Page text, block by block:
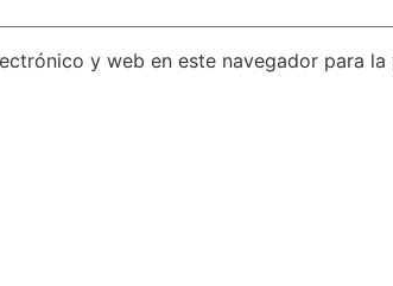
y web en este navegador para